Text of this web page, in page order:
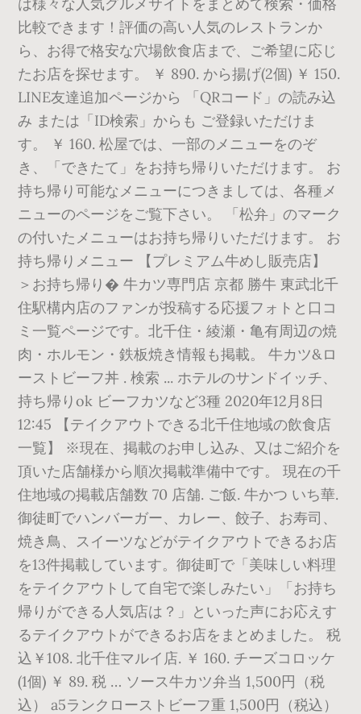
比較できます！評価の高い人気のレストランか
ら、お得で格安な穴場飲食店まで、ご希望に応じ
たお店を探せます。 ￥ 890. から揚げ(2個) ￥ 150.
LINE友達追加ページから 「QRコード」の読み込
み または「ID検索」からも ご登録いただけま
す。 ￥ 160. 松屋では、一部のメニューをのぞ
き、「できたて」をお持ち帰りいただけます。 お
持ち帰り可能なメニューにつきましては、各種メ
ニューのページをご覧下さい。 「松弁」のマーク
の付いたメニューはお持ち帰りいただけます。 お
持ち帰りメニュー 【プレミアム牛めし販売店】
＞お持ち帰り� 牛カツ専門店 京都 勝牛 東武北千
住駅構内店のファンが投稿する応援フォトと口コ
ミ一覧ページです。北千住・綾瀬・亀有周辺の焼
肉・ホルモン・鉄板焼き情報も掲載。 牛カツ&ロ
ーストビーフ丼 . 検索 ... ホテルのサンドイッチ、
持ち帰りok ビーフカツなど3種 2020年12月8日
12:45 【テイクアウトできる北千住地域の飲食店
一覧】 ※現在、掲載のお申し込み、又はご紹介を
頂いた店舗様から順次掲載準備中です。 現在の千
住地域の掲載店舗数 70 店舗. ご飯. 牛かつ いち華.
御徒町でハンバーガー、カレー、餃子、お寿司、
焼き鳥、スイーツなどがテイクアウトできるお店
を13件掲載しています。御徒町で「美味しい料理
をテイクアウトして自宅で楽しみたい」「お持ち
帰りができる人気店は？」といった声にお応えす
るテイクアウトができるお店をまとめました。 税
込￥108. 北千住マルイ店. ￥ 160. チーズコロッケ
(1個) ￥ 89. 税 … ソース牛カツ弁当 1,500円（税
込） a5ランクローストビーフ重 1,500円（税込）